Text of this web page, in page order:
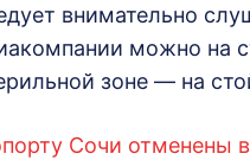
внимательно
можно на
зоне — на
Сочи отменены